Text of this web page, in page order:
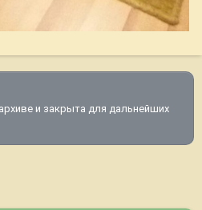
и закрыта для дальнейших